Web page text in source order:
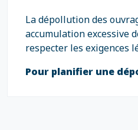
La dépollution des
accumulation excessive
respecter les exigences
Pour planifier une